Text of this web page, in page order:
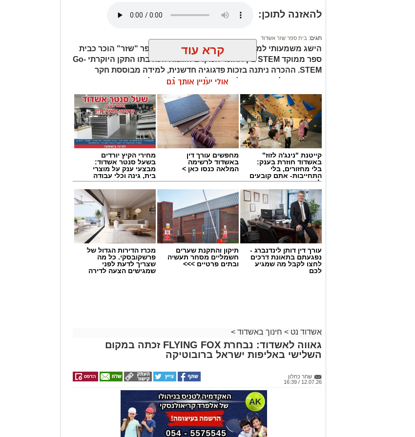
להאזנה לתוכן:
תגים: בית ספר שזר אשדוד
הישג משמעותי למערכת החינוך העירונית: בית הספר "שזר" הוכר כבית
ספר ממוקד STEM בין-תחומי המקדם הוגנות וזכה בתו התקן היוקרתי Go-
STEM. ההכרה ניתנה בזכות פדגוגיה חדשנית, למידה מבוססת חקר
ושיתוף פעולה עם הקהילה, בהובלת המנהלת מיטל אביכזר וצוות בית
קרא עוד
אולי יעניין אותך גם
קייטנת "נינג'ה לזוז"
באשדוד חוזרת בענק:
בלי מחזורים, בלי
התחייבות- אתם קובעים
לכמה ואיזה ימים
להירשם!
מחפשים עורך דין
באשדוד לרשימה
המלאה כנסו כאן >
מחירי הקיץ יורדים
בשעל סנטר אשדוד:
מבצעי ענק על מוצרי
בית, גינה וכלי עבודה
עורך דין דותן לינדנברג -
נפגעתם בתאונת דרכים
לחצו לקבל מה שמגיע
לכם
תיקון והתקנת שערים
חשמליים מסחר תעשיה
ובתים פרטיים >>>
מכרז הדירות הגדול של
פרשקובסקי. כל מה
שצריך לדעת לפני
שמגישים הצעה לדירה
אשדוד נט > חינוך באשדוד >
גאווה לאשדוד: נבחרת FLYING FOX זכתה במקום
השלישי באליפות ישראל ברובוטיקה
שחר כחלון
12.07.26 / 16:39